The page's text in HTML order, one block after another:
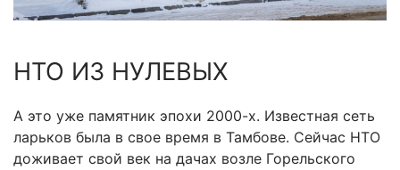
НТО ИЗ НУЛЕВЫХ
А это уже памятник эпохи 2000-х. Известная сеть
ларьков была в свое время в Тамбове. Сейчас НТО
доживает свой век на дачах возле Горельского